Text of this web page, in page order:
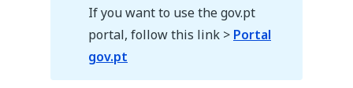
If you want to use the gov.pt
portal, follow this link > Portal
gov.pt